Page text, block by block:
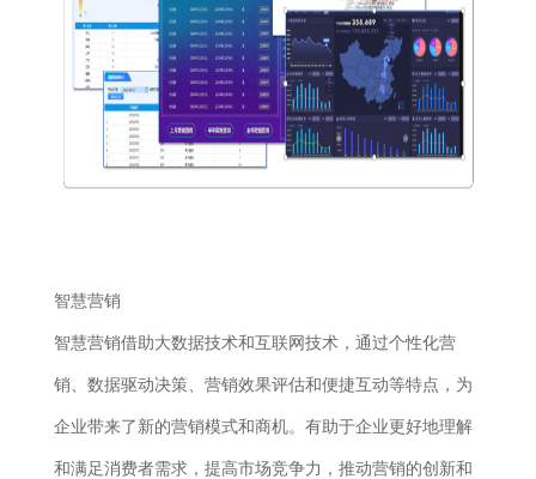
智慧营销
智慧营销借助大数据技术和互联网技术，通过个性化营
销、数据驱动决策、营销效果评估和便捷互动等特点，为
企业带来了新的营销模式和商机。有助于企业更好地理解
和满足消费者需求，提高市场竞争力，推动营销的创新和